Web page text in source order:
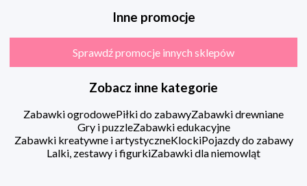
Inne promocje
Sprawdź promocje innych sklepów
Zobacz inne kategorie
Zabawki ogrodowePiłki do zabawyZabawki drewniane
Gry i puzzleZabawki edukacyjne
Zabawki kreatywne i artystyczneKlockiPojazdy do zabawy
Lalki, zestawy i figurkiZabawki dla niemowląt